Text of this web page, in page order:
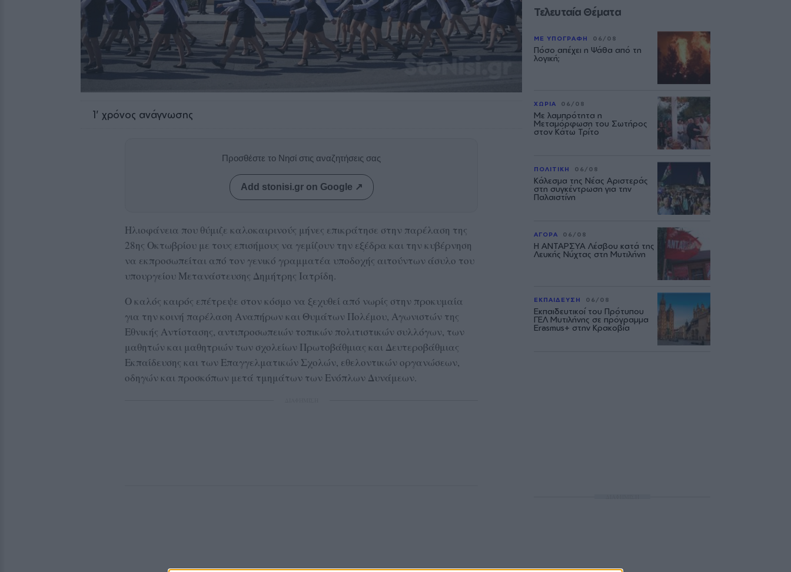
1' χρόνος ανάγνωσης
Προσθέστε το Νησί στις αναζητήσεις σας
Add stonisi.gr on Google ↗
Ηλιοφάνεια που θύμιζε καλοκαιρινούς μήνες επικράτησε στην παρέλαση της
28ης Οκτωβρίου με τους επισήμους να γεμίζουν την εξέδρα και την κυβέρνηση
να εκπροσωπείται από τον γενικό γραμματέα υποδοχής αιτούντων άσυλο του
υπουργείου Μετανάστευσης Δημήτρης Ιατρίδη.
Ο καλός καιρός επέτρεψε στον κόσμο να ξεχυθεί από νωρίς στην προκυμαία
για την κοινή παρέλαση Αναπήρων και Θυμάτων Πολέμου, Αγωνιστών της
Εθνικής Αντίστασης, αντιπροσωπειών τοπικών πολιτιστικών συλλόγων, των
μαθητών και μαθητριών των σχολείων Πρωτοβάθμιας και Δευτεροβάθμιας
Εκπαίδευσης και των Επαγγελματικών Σχολών, εθελοντικών οργανώσεων,
οδηγών και προσκόπων μετά τμημάτων των Ενόπλων Δυνάμεων.
Τελευταία Θέματα
ΜΕ ΥΠΟΓΡΑΦΗ 06/08
Πόσο απέχει η Ψάθα από τη
λογική;
ΧΩΡΙΑ 06/08
Με λαμπρότητα η
Μεταμόρφωση του Σωτήρος
στον Κάτω Τρίτο
ΠΟΛΙΤΙΚΗ 06/08
Κάλεσμα της Νέας Αριστεράς
στη συγκέντρωση για την
Παλαιστίνη
ΑΓΟΡΑ 06/08
Η ΑΝΤΑΡΣΥΑ Λέσβου κατά της
Λευκής Νύχτας στη Μυτιλήνη
ΕΚΠΑΙΔΕΥΣΗ 06/08
Εκπαιδευτικοί του Πρότυπου
ΓΕΛ Μυτιλήνης σε πρόγραμμα
Erasmus+ στην Κρακοβία